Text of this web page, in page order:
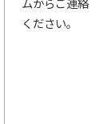
ください。